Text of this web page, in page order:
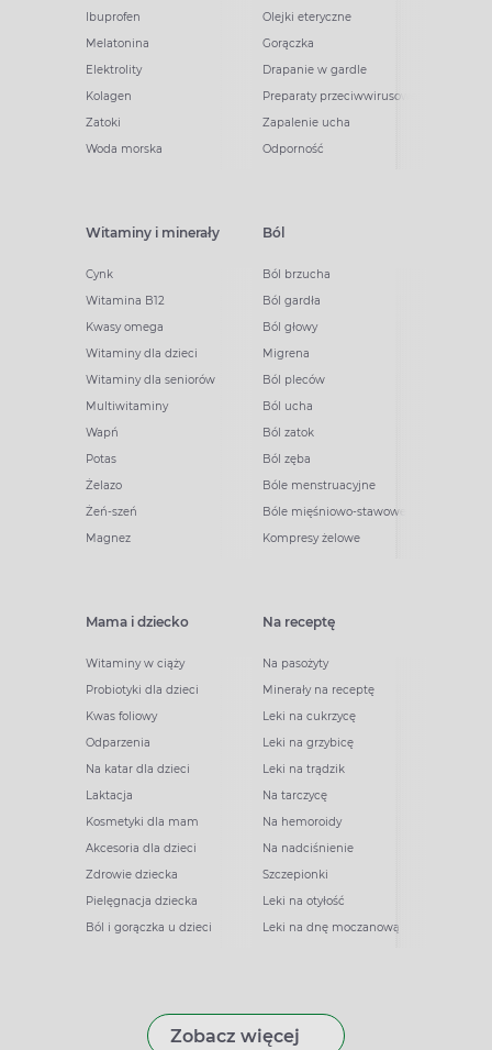
Ibuprofen
Melatonina
Elektrolity
Kolagen
Zatoki
Woda morska
Olejki eteryczne
Gorączka
Drapanie w gardle
Preparaty przeciwwirusowe
Zapalenie ucha
Odporność
Witaminy i minerały
Cynk
Witamina B12
Kwasy omega
Witaminy dla dzieci
Witaminy dla seniorów
Multiwitaminy
Wapń
Potas
Żelazo
Żeń-szeń
Magnez
Ból
Ból brzucha
Ból gardła
Ból głowy
Migrena
Ból pleców
Ból ucha
Ból zatok
Ból zęba
Bóle menstruacyjne
Bóle mięśniowo-stawowe
Kompresy żelowe
Mama i dziecko
Witaminy w ciąży
Probiotyki dla dzieci
Kwas foliowy
Odparzenia
Na katar dla dzieci
Laktacja
Kosmetyki dla mam
Akcesoria dla dzieci
Zdrowie dziecka
Pielęgnacja dziecka
Ból i gorączka u dzieci
Na receptę
Na pasożyty
Minerały na receptę
Leki na cukrzycę
Leki na grzybicę
Leki na trądzik
Na tarczycę
Na hemoroidy
Na nadciśnienie
Szczepionki
Leki na otyłość
Leki na dnę moczanową
Zobacz więcej